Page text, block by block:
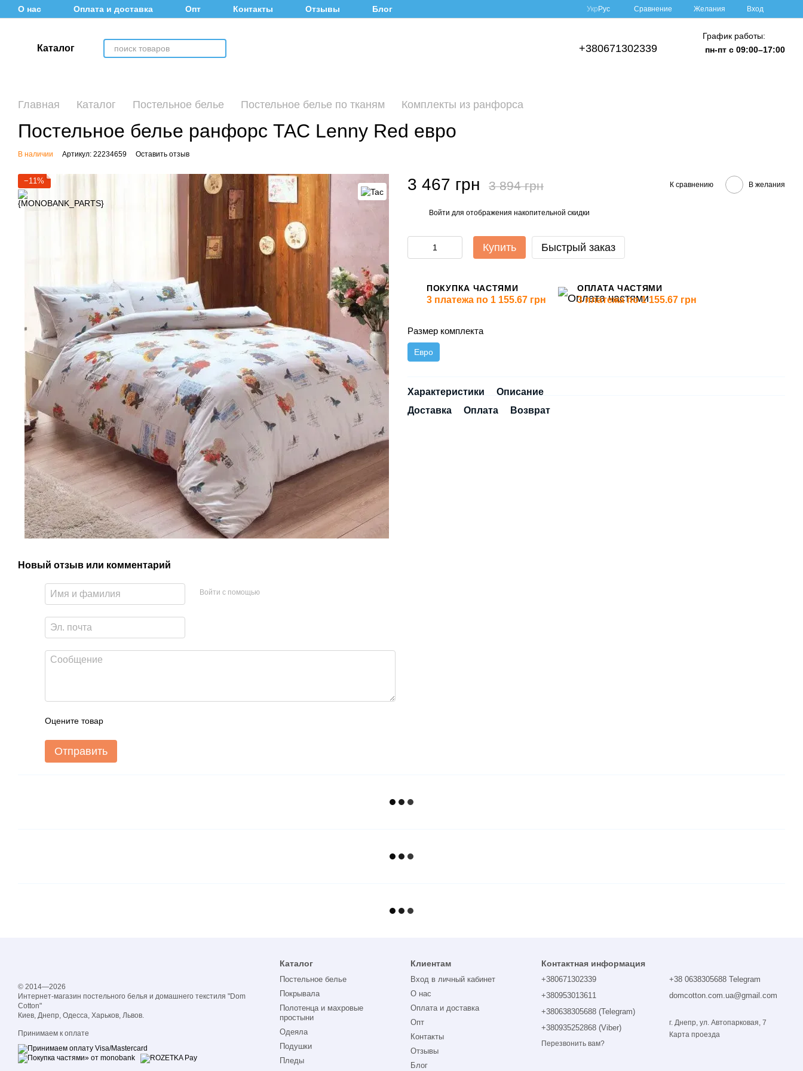
Перейти к основному контенту
О нас Оплата и доставка Опт Контакты Отзывы
Блог
Информация для покупателей
Укр Рус Сравнение Желания Вход
Каталог +380671302339
График работы:
пн-пт с 09:00–17:00
Главная Каталог Постельное белье Постельное белье по тканям Комплекты из ранфорса
Постельное белье ранфорс TAC Lenny Red евро
В наличии Артикул: 22234659 Оставить отзыв
−11%
Новый отзыв или комментарий
Войти с помощью
Оцените товар
Отправить
3 467 грн 3 894 грн К сравнению В желания
Войти для отображения накопительной скидки
Купить Быстрый заказ
ПОКУПКА ЧАСТЯМИ
3 платежа по 1 155.67 грн
ОПЛАТА ЧАСТЯМИ
3 платежа по 1 155.67 грн
Размер комплекта
Евро
Характеристики
Описание
Доставка
Оплата Возврат
© 2014—2026
Интернет-магазин постельного белья и домашнего текстиля "Dom
Cotton"
Киев, Днепр, Одесса, Харьков, Львов.
Принимаем к оплате
Каталог
Постельное белье
Покрывала
Полотенца и махровые
простыни
Одеяла
Подушки
Пледы
Клиентам
Вход в личный кабинет
О нас
Оплата и доставка
Опт
Контакты
Отзывы
Блог
Контактная информация
+380671302339
+380953013611
+380638305688 (Telegram)
+380935252868 (Viber)
Перезвонить вам?
+38 0638305688 Telegram
domcotton.com.ua@gmail.com
г. Днепр, ул. Автопарковая, 7
Карта проезда